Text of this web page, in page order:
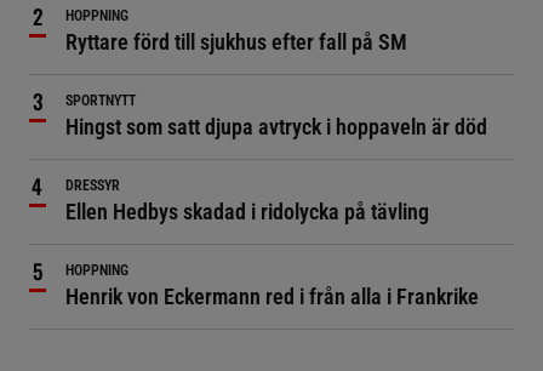
HOPPNING
Ryttare förd till sjukhus efter fall på SM
SPORTNYTT
Hingst som satt djupa avtryck i hoppaveln är död
DRESSYR
Ellen Hedbys skadad i ridolycka på tävling
HOPPNING
Henrik von Eckermann red i från alla i Frankrike